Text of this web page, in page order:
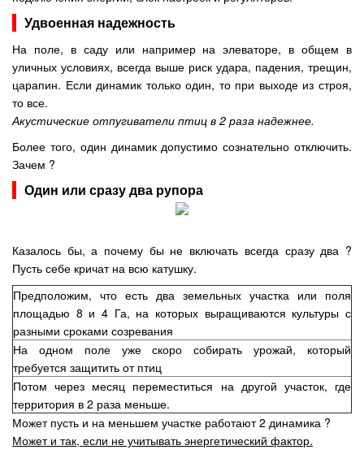
Удвоенная надежность
На поле, в саду или например на элеваторе, в общем в
уличных условиях, всегда выше риск удара, падения, трещин,
царапин. Если динамик только один, то при выходе из строя,
то все.
Акустические отпугиватели птиц в 2 раза надежнее.
Более того, один динамик допустимо сознательно отключить.
Зачем ?
Один или сразу два рупора
Казалось бы, а почему бы не включать всегда сразу два ?
Пусть себе кричат на всю катушку.
Предположим, что есть два земельных участка или поля
площадью 8 и 4 Га, на которых выращиваются культуры с
разными сроками созревания
На одном поле уже скоро собирать урожай, который
требуется защитить от птиц
Потом через месяц переместиться на другой участок, где
территория в 2 раза меньше.
Может пусть и на меньшем участке работают 2 динамика ?
Может и так, если не учитывать энергетический фактор.